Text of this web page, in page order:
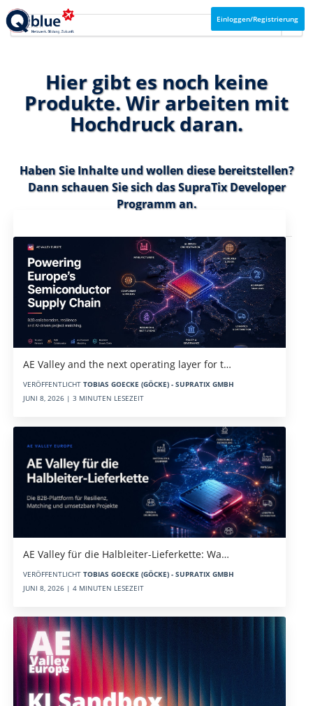
Einloggen/Registrierung
Hier gibt es noch keine
Produkte. Wir arbeiten mit
Hochdruck daran.
Haben Sie Inhalte und wollen diese bereitstellen?
Dann schauen Sie sich dasSupraTix Developer
Programman.
AE Valley and the next operating layer for t…
VERÖFFENTLICHT TOBIAS GOECKE (GÖCKE) - SUPRATIX GMBH
JUNI 8, 2026 | 3 MINUTEN LESEZEIT
AE Valley für die Halbleiter-Lieferkette: Wa…
VERÖFFENTLICHT TOBIAS GOECKE (GÖCKE) - SUPRATIX GMBH
JUNI 8, 2026 | 4 MINUTEN LESEZEIT